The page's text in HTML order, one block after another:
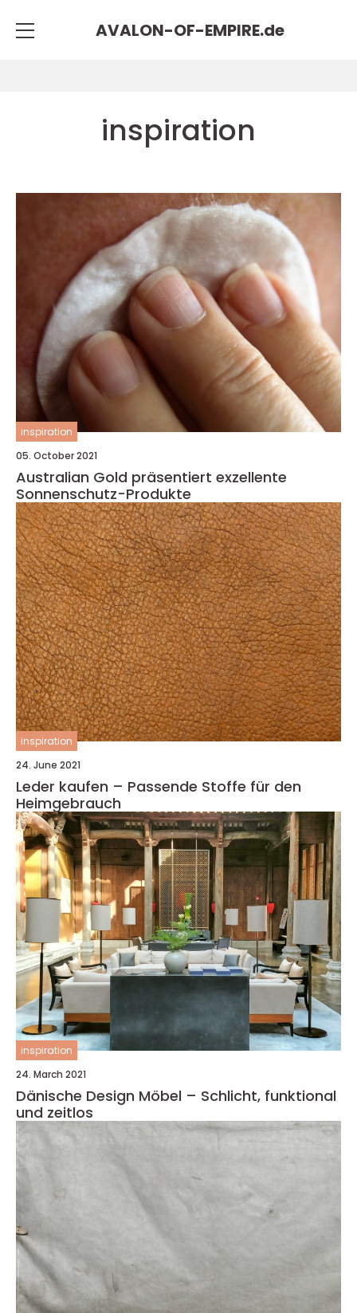
AVALON-OF-EMPIRE.de
inspiration
inspiration
05. October 2021
Australian Gold präsentiert exzellente
Sonnenschutz-Produkte
inspiration
24. June 2021
Leder kaufen – Passende Stoffe für den
Heimgebrauch
inspiration
24. March 2021
Dänische Design Möbel – Schlicht, funktional
und zeitlos